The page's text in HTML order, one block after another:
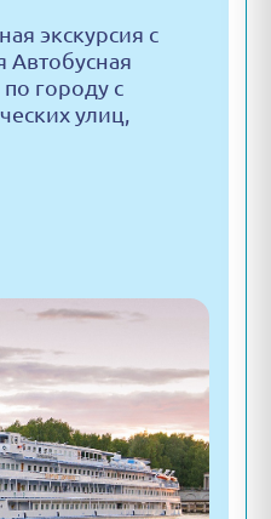
экскурсия с
городу с
улиц,